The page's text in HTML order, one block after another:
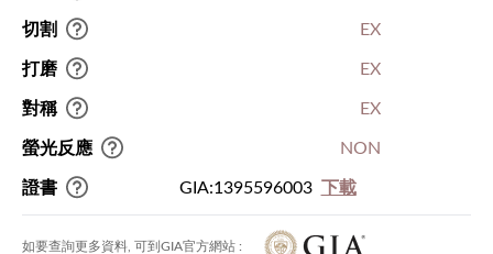
切割 EX
打磨 EX
對稱 EX
螢光反應 NON
證書 GIA:1395596003 下載
如要查詢更多資料, 可到GIA官方網站 :